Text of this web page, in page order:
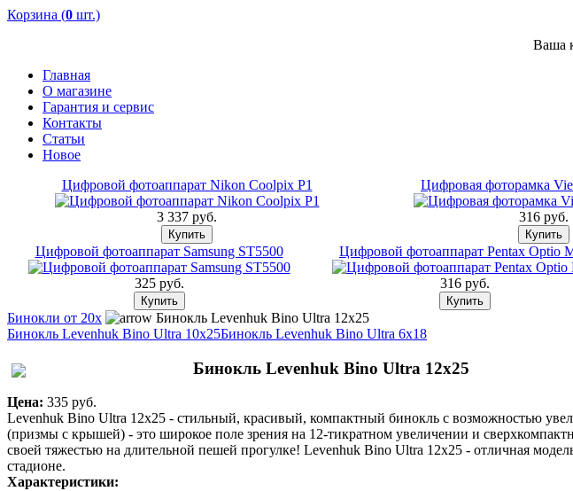
Корзина (0 шт.)
Ваша
Главная
О магазине
Гарантия и сервис
Контакты
Статьи
Новое
Цифровой фотоаппарат Nikon Coolpix P1
3 337 pуб.
Цифровая фоторамка
316 pуб.
Цифровой фотоаппарат Samsung ST5500
325 pуб.
Цифровой фотоаппарат Pentax Optio
316 pуб.
Бинокли от 20x
Бинокль Levenhuk Bino Ultra 12x25
Бинокль Levenhuk Bino Ultra 10x25Бинокль Levenhuk Bino Ultra 6x18
Бинокль Levenhuk Bino Ultra 12x25
Цена: 335 pуб.
Levenhuk Bino Ultra 12x25 - стильный, красивый, компактный бинокль с возможностью
(призмы с крышей) - это широкое поле зрения на 12-тикратном увеличении и
своей тяжестью на длительной пешей прогулке! Levenhuk Bino Ultra 12x25 - отличная
стадионе.
Характеристики: